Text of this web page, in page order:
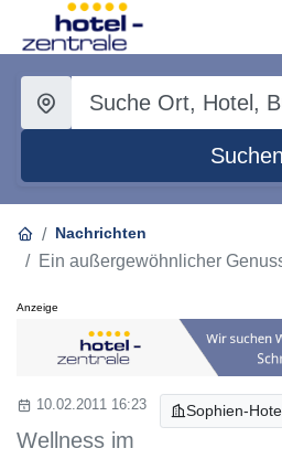
Suchen
Nachrichten
Ein außergewöhnlicher
Anzeige
Sophien-
10.02.2011 16:23
Wellness im